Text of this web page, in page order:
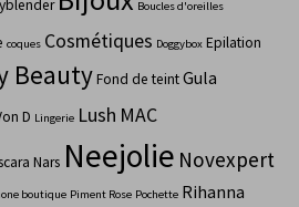
Boucles d'oreilles
coques Cosmétiques Doggybox Epilation
BeautyFond de teintGula
D Lingerie Lush MAC
Nars Neejolie Novexpert
boutique Piment Rose Pochette Rihanna